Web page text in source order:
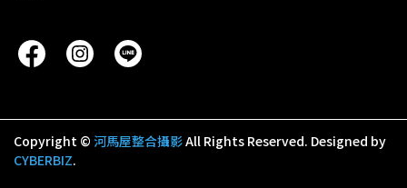
Copyright © 河馬屋整合攝影All Rights Reserved. Designed by
CYBERBIZ.